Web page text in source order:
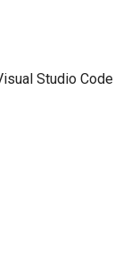
Studio Code